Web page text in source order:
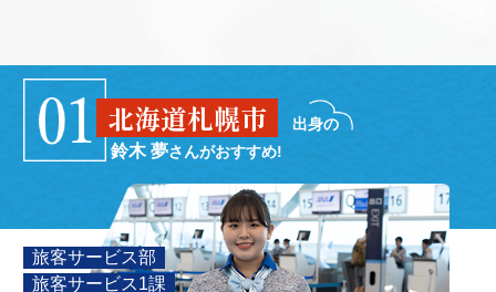
北海道札幌市 出身の
鈴木 夢さんがおすすめ!
旅客サービス部
旅客サービス1課